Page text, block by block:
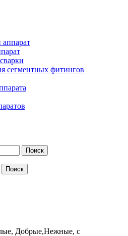
сегментных фитингов
Поиск
Поиск
Добрые,Нежные, с